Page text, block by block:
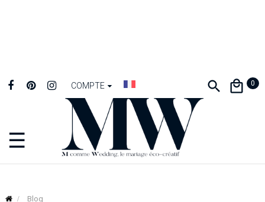
COMPTE 0
Basculer
la
☰
Blog